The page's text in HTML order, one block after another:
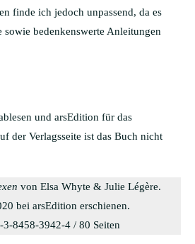
finde ich jedoch unpassend, da es
sowie bedenkenswerte Anleitungen
und arsEdition für das
der Verlagsseite ist das Buch nicht
von Elsa Whyte & Julie Légère.
bei arsEdition erschienen.
8458-3942-4 / 80 Seiten